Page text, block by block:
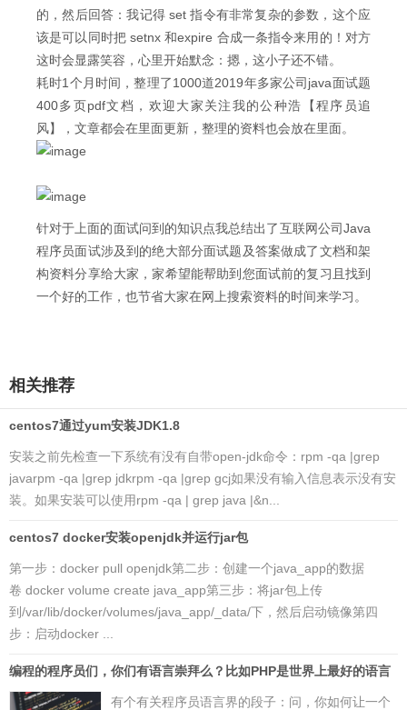
的，然后回答：我记得 set 指令有非常复杂的参数，这个应
该是可以同时把 setnx 和expire 合成一条指令来用的！对方
这时会显露笑容，心里开始默念：摁，这小子还不错。
耗时1个月时间，整理了1000道2019年多家公司java面试题
400多页pdf文档，欢迎大家关注我的公种浩【程序员追
风】，文章都会在里面更新，整理的资料也会放在里面。
针对于上面的面试问到的知识点我总结出了互联网公司Java
程序员面试涉及到的绝大部分面试题及答案做成了文档和架
构资料分享给大家，家希望能帮助到您面试前的复习且找到
一个好的工作，也节省大家在网上搜索资料的时间来学习。
相关推荐
centos7通过yum安装JDK1.8
安装之前先检查一下系统有没有自带open-jdk命令：rpm -qa |grep
javarpm -qa |grep jdkrpm -qa |grep gcj如果没有输入信息表示没有安
装。如果安装可以使用rpm -qa | grep java |&n...
centos7 docker安装openjdk并运行jar包
第一步：docker pull openjdk第二步：创建一个java_app的数据
卷 docker volume create java_app第三步：将jar包上传
到/var/lib/docker/volumes/java_app/_data/下，然后启动镜像第四
步：启动docker ...
编程的程序员们，你们有语言崇拜么？比如PHP是世界上最好的语言
有个有关程序员语言界的段子：问，你如何让一个